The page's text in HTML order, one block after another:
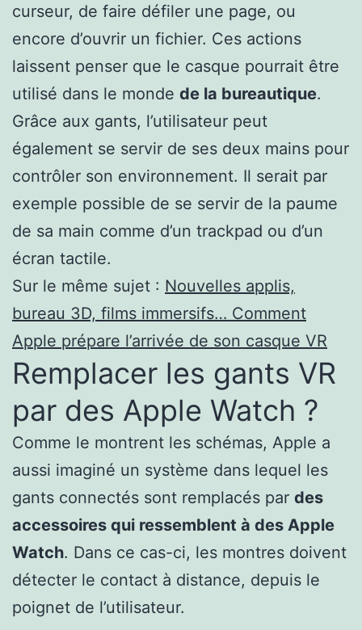
curseur, de faire défiler une page, ou
encore d’ouvrir un fichier. Ces actions
laissent penser que le casque pourrait être
utilisé dans le monde de la bureautique.
Grâce aux gants, l’utilisateur peut
également se servir de ses deux mains pour
contrôler son environnement. Il serait par
exemple possible de se servir de la paume
de sa main comme d’un trackpad ou d’un
écran tactile.
Sur le même sujet : Nouvelles applis,
bureau 3D, films immersifs… Comment
Apple prépare l’arrivée de son casque VR
Remplacer les gants VR
par des Apple Watch ?
Comme le montrent les schémas, Apple a
aussi imaginé un système dans lequel les
gants connectés sont remplacés par des
accessoires qui ressemblent à des Apple
Watch. Dans ce cas-ci, les montres doivent
détecter le contact à distance, depuis le
poignet de l’utilisateur.